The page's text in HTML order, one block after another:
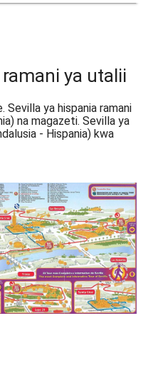
ya utalii
Sevilla ya hispania ramani
na magazeti. Sevilla ya
- Hispania) kwa